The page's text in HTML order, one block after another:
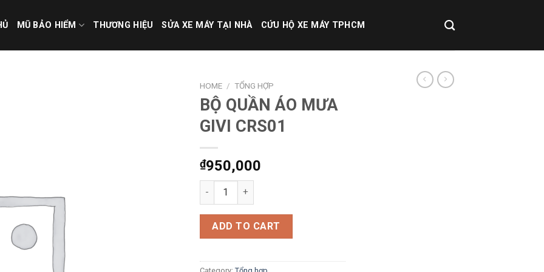
MŨ BẢO HIỂM THƯƠNG HIỆU SỬA XE MÁY TẠI NHÀ CỨU HỘ XE MÁY TPHCM
HOME / TỔNG HỢP
BỘ QUẦN ÁO MƯA
GIVI CRS01
₫950,000
BỘ QUẦN ÁO MƯA GIVI CRS01 quantity
ADD TO CART